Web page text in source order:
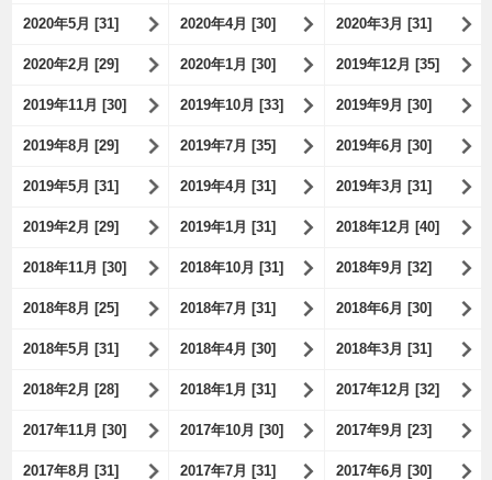
2020年5月 [31] 2020年4月 [30] 2020年3月 [31]
2020年2月 [29] 2020年1月 [30] 2019年12月 [35]
2019年11月 [30] 2019年10月 [33] 2019年9月 [30]
2019年8月 [29] 2019年7月 [35] 2019年6月 [30]
2019年5月 [31] 2019年4月 [31] 2019年3月 [31]
2019年2月 [29] 2019年1月 [31] 2018年12月 [40]
2018年11月 [30] 2018年10月 [31] 2018年9月 [32]
2018年8月 [25] 2018年7月 [31] 2018年6月 [30]
2018年5月 [31] 2018年4月 [30] 2018年3月 [31]
2018年2月 [28] 2018年1月 [31] 2017年12月 [32]
2017年11月 [30] 2017年10月 [30] 2017年9月 [23]
2017年8月 [31] 2017年7月 [31] 2017年6月 [30]